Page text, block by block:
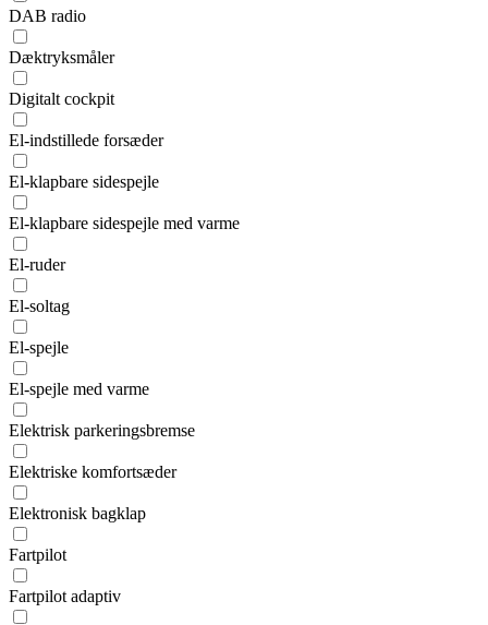
DAB radio
Dæktryksmåler
Digitalt cockpit
El-indstillede forsæder
El-klapbare sidespejle
El-klapbare sidespejle med varme
El-ruder
El-soltag
El-spejle
El-spejle med varme
Elektrisk parkeringsbremse
Elektriske komfortsæder
Elektronisk bagklap
Fartpilot
Fartpilot adaptiv